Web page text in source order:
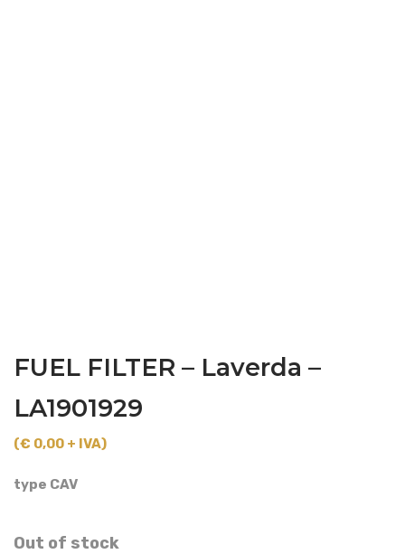
FUEL FILTER – Laverda –
LA1901929
(€ 0,00 + IVA)
type CAV
Out of stock